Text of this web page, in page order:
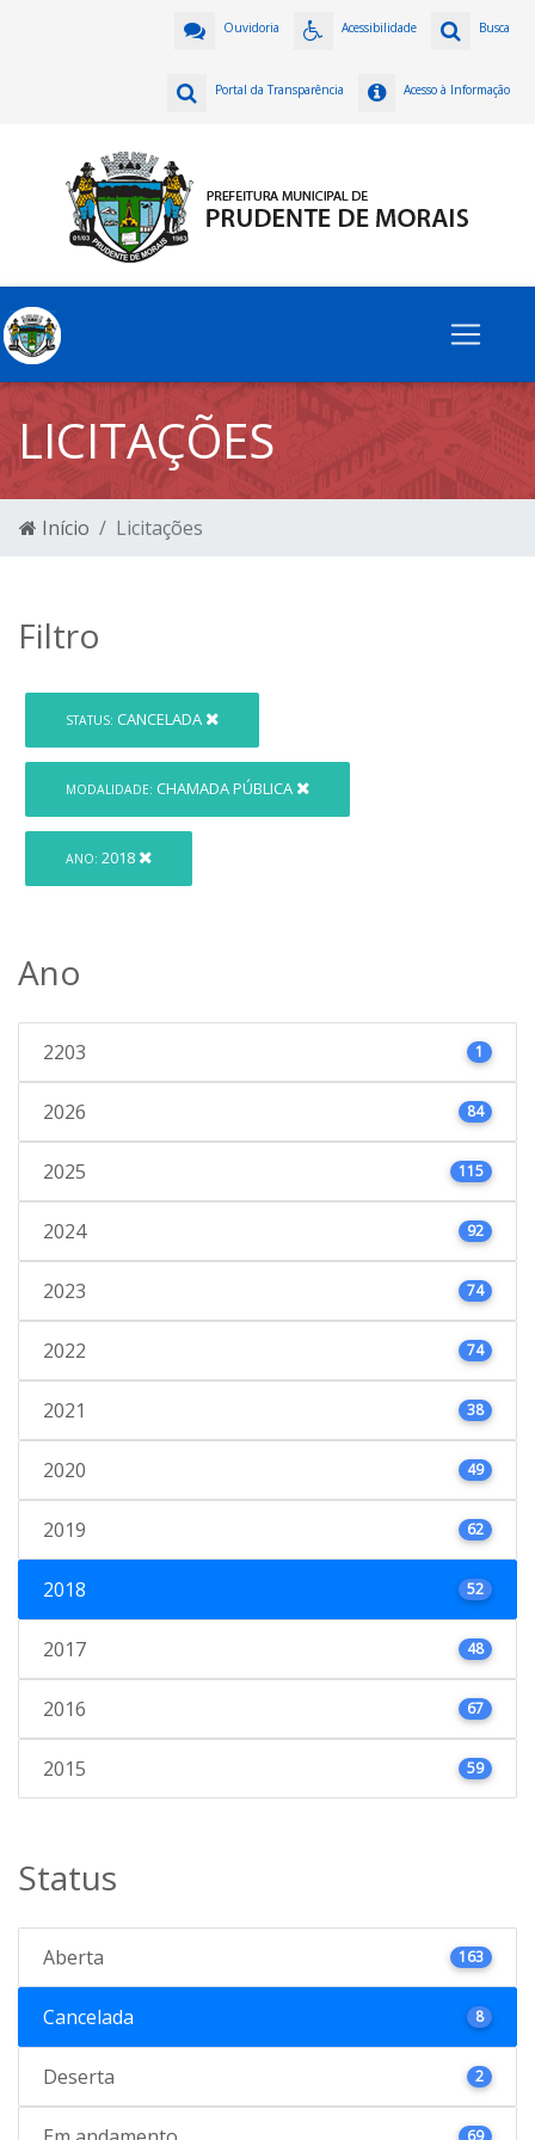
Busca
Acessibilidade
Ouvidoria
Acesso à Informação
Portal da Transparência
LICITAÇÕES
Início Licitações
Filtro
STATUS: CANCELADA
MODALIDADE: CHAMADA PÚBLICA
ANO: 2018
Ano
2203 1
2026 84
2025 115
2024 92
2023 74
2022 74
2021 38
2020 49
2019 62
2018 52
2017 48
2016 67
2015 59
Status
Aberta 163
Cancelada 8
Deserta 2
69